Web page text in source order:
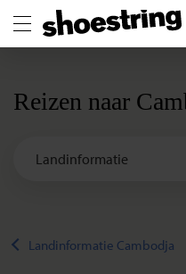
Reizen naar
Landinformatie Cambodja